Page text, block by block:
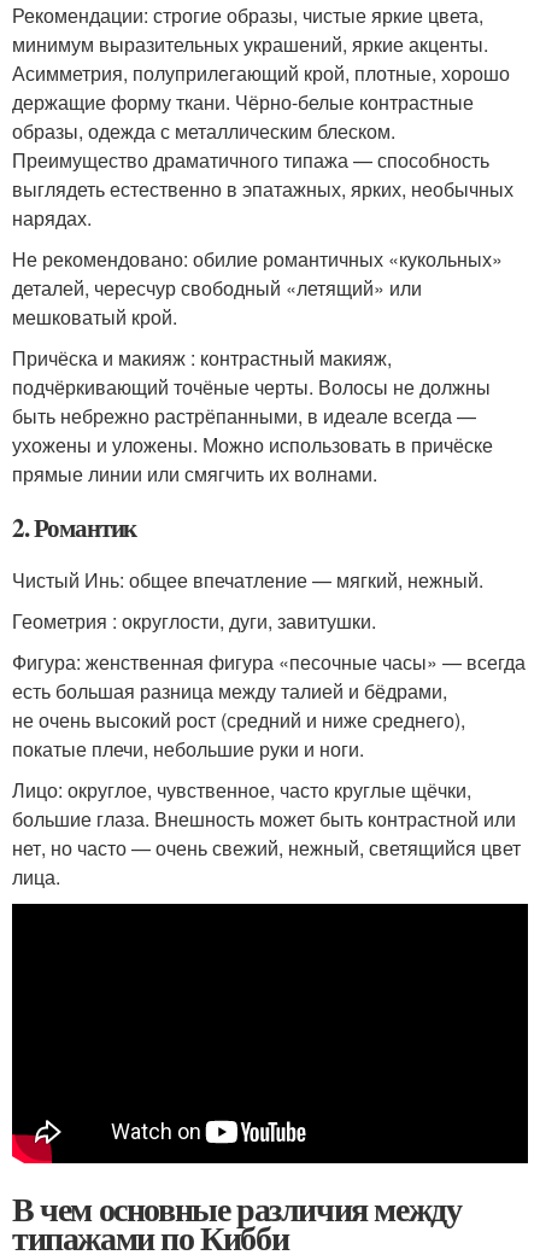
Рекомендации: строгие образы, чистые яркие цвета,
минимум выразительных украшений, яркие акценты.
Асимметрия, полуприлегающий крой, плотные, хорошо
держащие форму ткани. Чёрно-белые контрастные
образы, одежда с металлическим блеском.
Преимущество драматичного типажа — способность
выглядеть естественно в эпатажных, ярких, необычных
нарядах.
Не рекомендовано: обилие романтичных «кукольных»
деталей, чересчур свободный «летящий» или
мешковатый крой.
Причёска и макияж : контрастный макияж,
подчёркивающий точёные черты. Волосы не должны
быть небрежно растрёпанными, в идеале всегда —
ухожены и уложены. Можно использовать в причёске
прямые линии или смягчить их волнами.
2. Романтик
Чистый Инь: общее впечатление — мягкий, нежный.
Геометрия : округлости, дуги, завитушки.
Фигура: женственная фигура «песочные часы» — всегда
есть большая разница между талией и бёдрами,
не очень высокий рост (средний и ниже среднего),
покатые плечи, небольшие руки и ноги.
Лицо: округлое, чувственное, часто круглые щёчки,
большие глаза. Внешность может быть контрастной или
нет, но часто — очень свежий, нежный, светящийся цвет
лица.
В чем основные различия между
типажами по Кибби